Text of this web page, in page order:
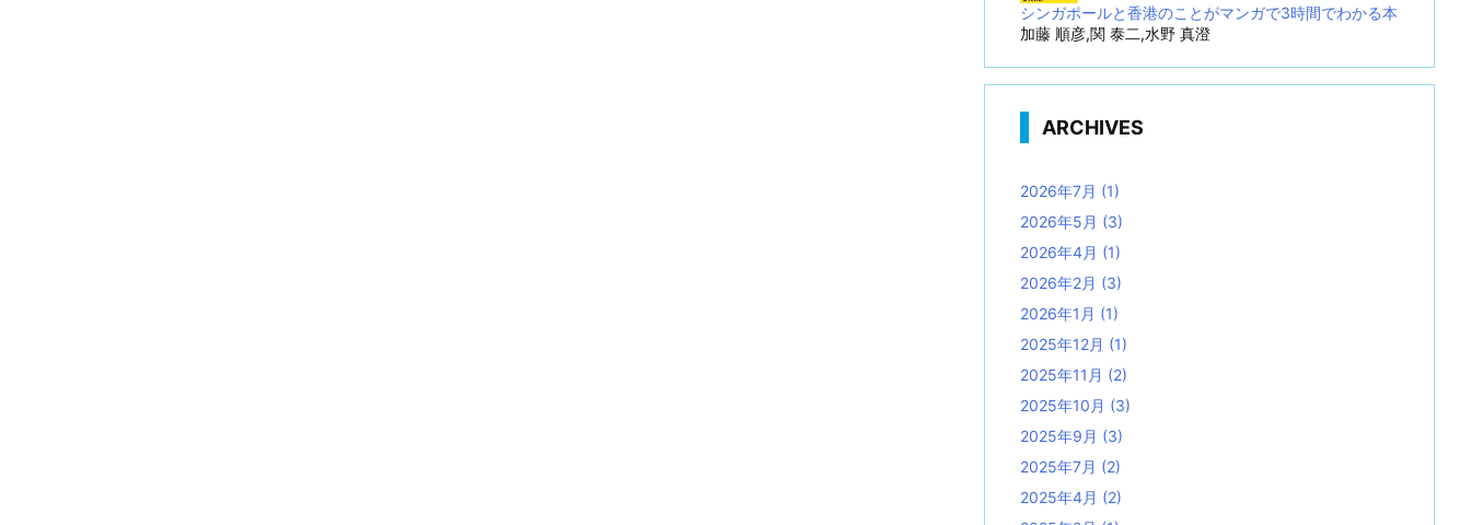
シンガポールと香港のことがマンガで3時間でわかる本
加藤 順彦,関 泰二,水野 真澄
ARCHIVES
2026年7月 (1)
2026年5月 (3)
2026年4月 (1)
2026年2月 (3)
2026年1月 (1)
2025年12月 (1)
2025年11月 (2)
2025年10月 (3)
2025年9月 (3)
2025年7月 (2)
2025年4月 (2)